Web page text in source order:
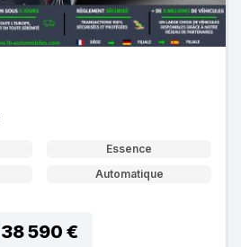
Essence
Automatique
38 590 €